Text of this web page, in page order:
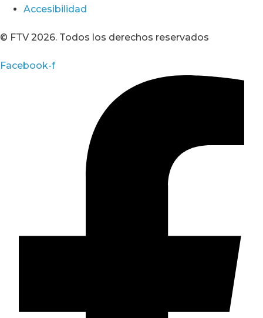
Accesibilidad
© FTV 2026. Todos los derechos reservados
Facebook-f